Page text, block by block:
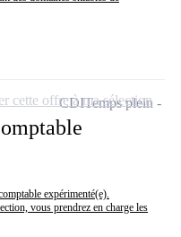
expérimenté(e).
vous prendrez en charge les
CDITemps plein
cette offre à ma sélection